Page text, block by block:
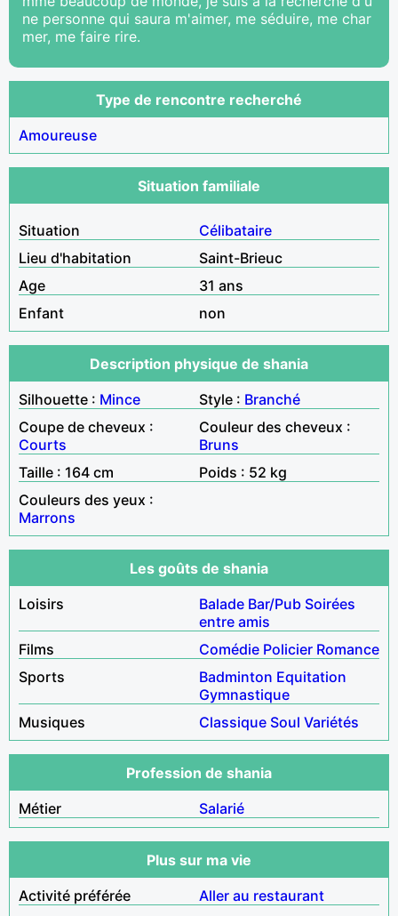
ne personne qui saura m'aimer, me séduire, me char
mer, me faire rire.
Type de rencontre recherché
Amoureuse
Situation familiale
Situation
Célibataire
Lieu d'habitation
Saint-Brieuc
Age
31 ans
Enfant
non
Description physique de shania
Silhouette : Mince Style : Branché
Coupe de cheveux :
Courts
Couleur des cheveux :
Bruns
Taille : 164 cm
Poids : 52 kg
Couleurs des yeux :
Marrons
Les goûts de shania
Loisirs
Balade Bar/Pub Soirées
entre amis
Films
Comédie Policier Romance
Sports
Badminton Equitation
Gymnastique
Musiques
Classique Soul Variétés
Profession de shania
Métier
Salarié
Plus sur ma vie
Activité préférée
Aller au restaurant